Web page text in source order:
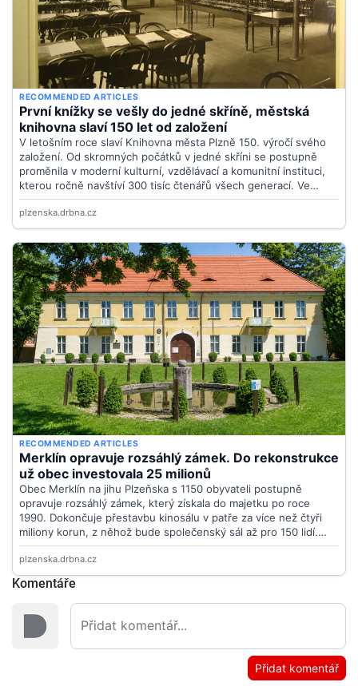
Komentáře
Přidat komentář